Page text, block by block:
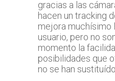
gracias a las
hacen un tracking
mejora muchísimo
usuario, pero no
momento la
posibilidades que
no se han sustituído.